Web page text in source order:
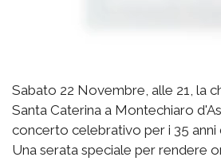
Sabato 22 Novembre, alle 21, la
Santa Caterina a Montechiaro
concerto celebrativo per i 35
Una serata speciale per rendere